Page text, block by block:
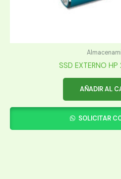
SSD EXTERNO
AÑADIR AL
SOLICITAR